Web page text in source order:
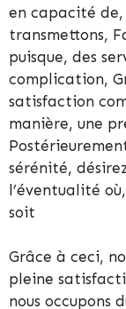
en capacité
transmettons,
puisque, des
complication,
satisfaction
manière, une
sérénité,
l’éventualité
soit
Grâce à ceci,
pleine
nous occupons